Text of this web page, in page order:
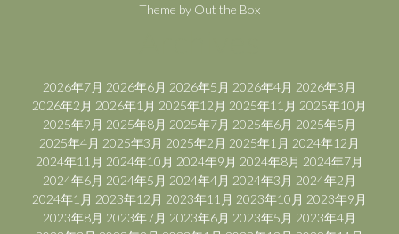
Theme by Out the Box
2026年7月 2026年6月 2026年5月 2026年4月 2026年3月
2026年2月 2026年1月 2025年12月 2025年11月 2025年10月
2025年9月 2025年8月 2025年7月 2025年6月 2025年5月
2025年4月 2025年3月 2025年2月 2025年1月 2024年12月
2024年11月 2024年10月 2024年9月 2024年8月 2024年7月
2024年6月 2024年5月 2024年4月 2024年3月 2024年2月
2024年1月 2023年12月 2023年11月 2023年10月 2023年9月
2023年8月 2023年7月 2023年6月 2023年5月 2023年4月